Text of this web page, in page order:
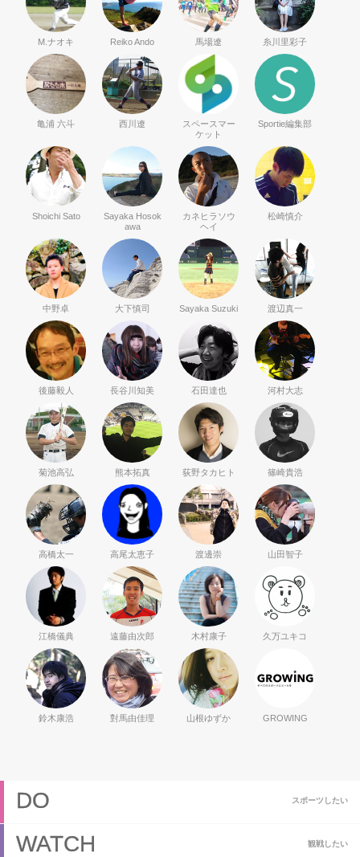
M.ナオキ Reiko Ando 馬場遼 糸川里彩子
亀浦 六斗 西川遼
スペースマー
ケット
Sportie編集部
Shoichi Sato
Sayaka Hosok
awa
カネヒラソウ
ヘイ
松崎慎介
中野卓 大下慎司 Sayaka Suzuki 渡辺真一
後藤毅人 長谷川知美 石田達也 河村大志
菊池高弘 熊本拓真 荻野タカヒト 篠崎貴浩
高橋太一 高尾太恵子 渡邊崇 山田智子
江橋儀典 遠藤由次郎 木村康子 久万ユキコ
鈴木康浩 對馬由佳理 山根ゆずか GROWING
スポーツしたい
DO
観戦したい
WATCH